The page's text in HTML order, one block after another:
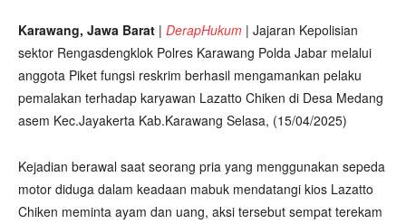
Karawang, Jawa Barat | DerapHukum | Jajaran Kepolisian
sektor Rengasdengklok Polres Karawang Polda Jabar melalui
anggota Piket fungsi reskrim berhasil mengamankan pelaku
pemalakan terhadap karyawan Lazatto Chiken di Desa Medang
asem Kec.Jayakerta Kab.Karawang Selasa, (15/04/2025)
Kejadian berawal saat seorang pria yang menggunakan sepeda
motor diduga dalam keadaan mabuk mendatangi kios Lazatto
Chiken meminta ayam dan uang, aksi tersebut sempat terekam